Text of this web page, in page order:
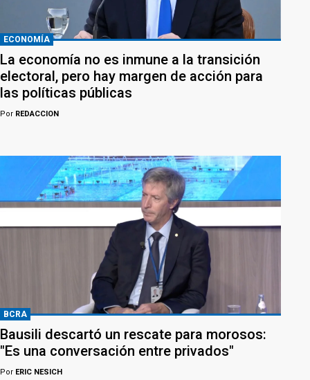
ECONOMÍA
La economía no es inmune a la transición
electoral, pero hay margen de acción para
las políticas públicas
Por REDACCION
BCRA
Bausili descartó un rescate para morosos:
"Es una conversación entre privados"
Por ERIC NESICH